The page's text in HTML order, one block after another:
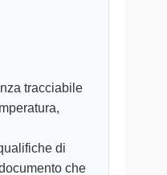
tracciabile
di
che